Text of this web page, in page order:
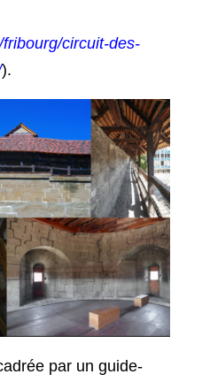
circuit-des-
).
par un guide-